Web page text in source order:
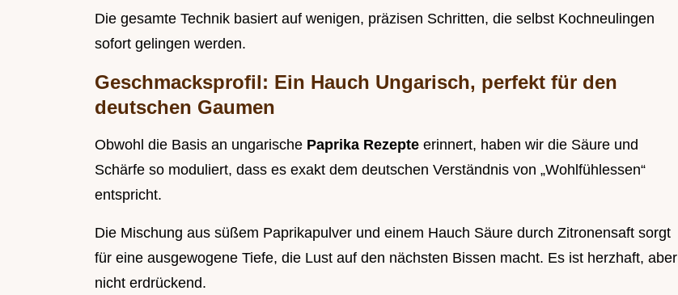
Die gesamte Technik basiert auf wenigen, präzisen Schritten, die selbst Kochneulingen
sofort gelingen werden.
Geschmacksprofil: Ein Hauch Ungarisch, perfekt für den
deutschen Gaumen
Obwohl die Basis an ungarische Paprika Rezepte erinnert, haben wir die Säure und
Schärfe so moduliert, dass es exakt dem deutschen Verständnis von „Wohlfühlessen“
entspricht.
Die Mischung aus süßem Paprikapulver und einem Hauch Säure durch Zitronensaft sorgt
für eine ausgewogene Tiefe, die Lust auf den nächsten Bissen macht. Es ist herzhaft, aber
nicht erdrückend.